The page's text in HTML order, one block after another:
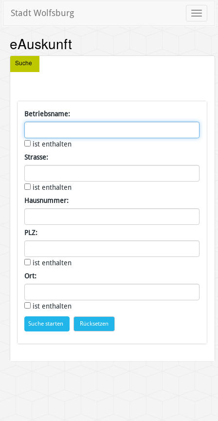
Toggle
Stadt Wolfsburg
eAuskunft
Suche
Betriebsname:
ist enthalten
Strasse:
ist enthalten
Hausnummer:
PLZ:
ist enthalten
Ort:
ist enthalten